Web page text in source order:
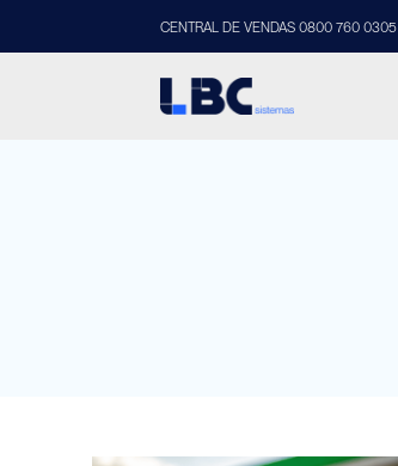
CENTRAL DE VENDAS 0800 760 0305